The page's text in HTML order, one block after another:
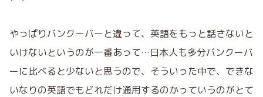
やっぱりバンクーバーと違って、英語をもっと話さないと
いけないというのが一番あって…日本人も多分バンクーバ
ーに比べると少ないと思うので、そういった中で、できな
いなりの英語でもどれだけ通用するのかっていうのがとて